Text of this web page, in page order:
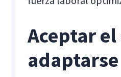
Aceptar